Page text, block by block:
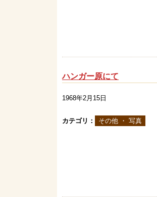
ハンガー原にて
1968年2月15日
カテゴリ： その他 ・ 写真